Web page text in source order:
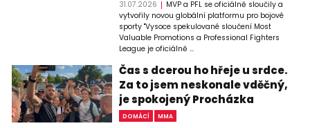
31.07.2026
MVP a PFL se oficiálně sloučily a
vytvořily novou globální platformu pro bojové
sporty "Vysoce spekulované sloučení Most
Valuable Promotions a Professional Fighters
League je oficiálně ...
Čas s dcerou ho hřeje u srdce.
Za to jsem neskonale vděčný,
je spokojený Procházka
DOMÁCÍ MMA